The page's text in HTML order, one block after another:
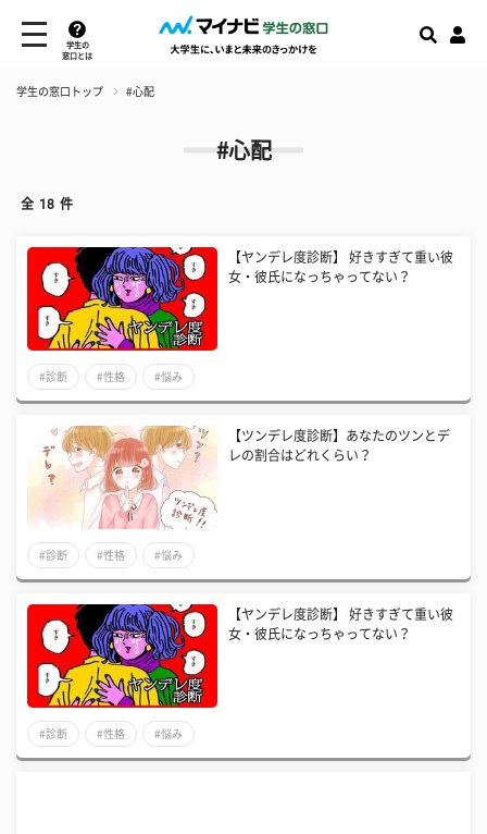
学生の
窓口とは
学生の窓口トップ #心配
#心配
全 18 件
【ヤンデレ度診断】 好きすぎて重い彼
女・彼氏になっちゃってない？
#診断 #性格 #悩み
【ツンデレ度診断】あなたのツンとデ
レの割合はどれくらい？
#診断 #性格 #悩み
【ヤンデレ度診断】 好きすぎて重い彼
女・彼氏になっちゃってない？
#診断 #性格 #悩み